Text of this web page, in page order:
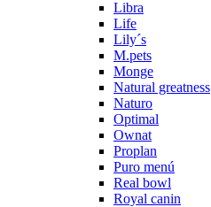
Libra
Life
Lily´s
M.pets
Monge
Natural greatness
Naturo
Optimal
Ownat
Proplan
Puro menú
Real bowl
Royal canin